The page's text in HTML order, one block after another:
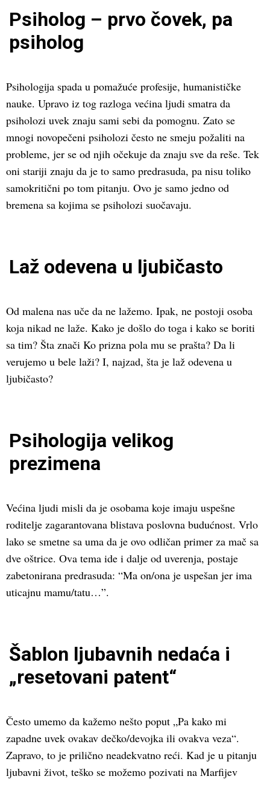
Psiholog – prvo čovek, pa
psiholog
Psihologija spada u pomažuće profesije, humanističke
nauke. Upravo iz tog razloga većina ljudi smatra da
psiholozi uvek znaju sami sebi da pomognu. Zato se
mnogi novopečeni psiholozi često ne smeju požaliti na
probleme, jer se od njih očekuje da znaju sve da reše. Tek
oni stariji znaju da je to samo predrasuda, pa nisu toliko
samokritični po tom pitanju. Ovo je samo jedno od
bremena sa kojima se psiholozi suočavaju.
Laž odevena u ljubičasto
Od malena nas uče da ne lažemo. Ipak, ne postoji osoba
koja nikad ne laže. Kako je došlo do toga i kako se boriti
sa tim? Šta znači Ko prizna pola mu se prašta? Da li
verujemo u bele laži? I, najzad, šta je laž odevena u
ljubičasto?
Psihologija velikog
prezimena
Većina ljudi misli da je osobama koje imaju uspešne
roditelje zagarantovana blistava poslovna budućnost. Vrlo
lako se smetne sa uma da je ovo odličan primer za mač sa
dve oštrice. Ova tema ide i dalje od uverenja, postaje
zabetonirana predrasuda: “Ma on/ona je uspešan jer ima
uticajnu mamu/tatu…”.
Šablon ljubavnih nedaća i
„resetovani patent“
Često umemo da kažemo nešto poput „Pa kako mi
zapadne uvek ovakav dečko/devojka ili ovakva veza“.
Zapravo, to je prilično neadekvatno reći. Kad je u pitanju
ljubavni život, teško se možemo pozivati na Marfijev